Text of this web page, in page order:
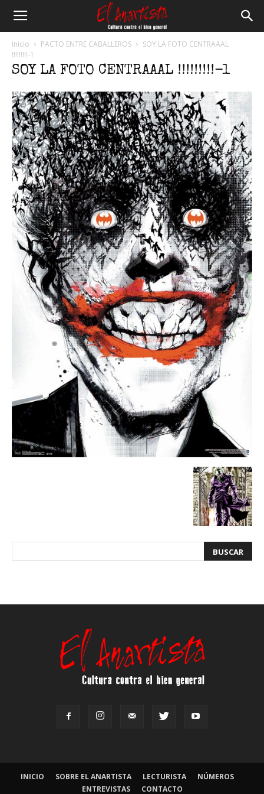
Anartista
Inicio PACTO ENTRE CABALLEROS
SOY LA FOTO CENTRAAAL
!!!!!!!!!-1
SOY LA FOTO CENTRAAAL !!!!!!!!!-1
INICIO SOBRE EL ANARTISTA LECTURISTA
NÚMEROS
ENTREVISTAS
CONTACTO